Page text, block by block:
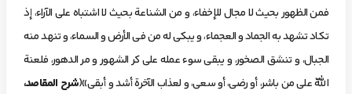
فمن الظهور بحيث لا مجال للإخفاء، و من الشناعة بحيث لا اشتباه على الآراء، إذ
تكاد تشهد به الجماد و العجماء، و يبكي له من في الأرض و السماء، و تنهد منه
الجبال، و تنشق الصخور، و يبقى سوء عمله على كر الشهور و مر الدهور، فلعنة
اللّه على من باشر، أو رضي، أو سعى، و لعذاب الآخرة أشد و أبقى»(شرح المقاصد،